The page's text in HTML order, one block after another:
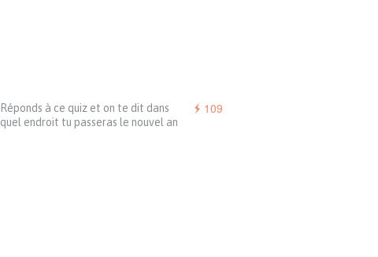
109
Réponds à ce quiz et on te dit dans
quel endroit tu passeras le nouvel an